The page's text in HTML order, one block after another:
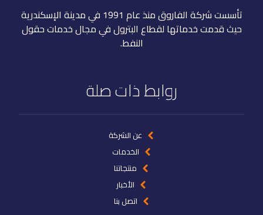
تأسست شركة الفاروق منذ عام 1991 في مدينة الإسكندرية
حيث قدمت خدماتها لقطاع البترول في مجال خدمات حقول
النفط.
روابط ذات صلة
عن الشركة
الخدمات
منتجاتنا
الأخبار
اتصل بنا